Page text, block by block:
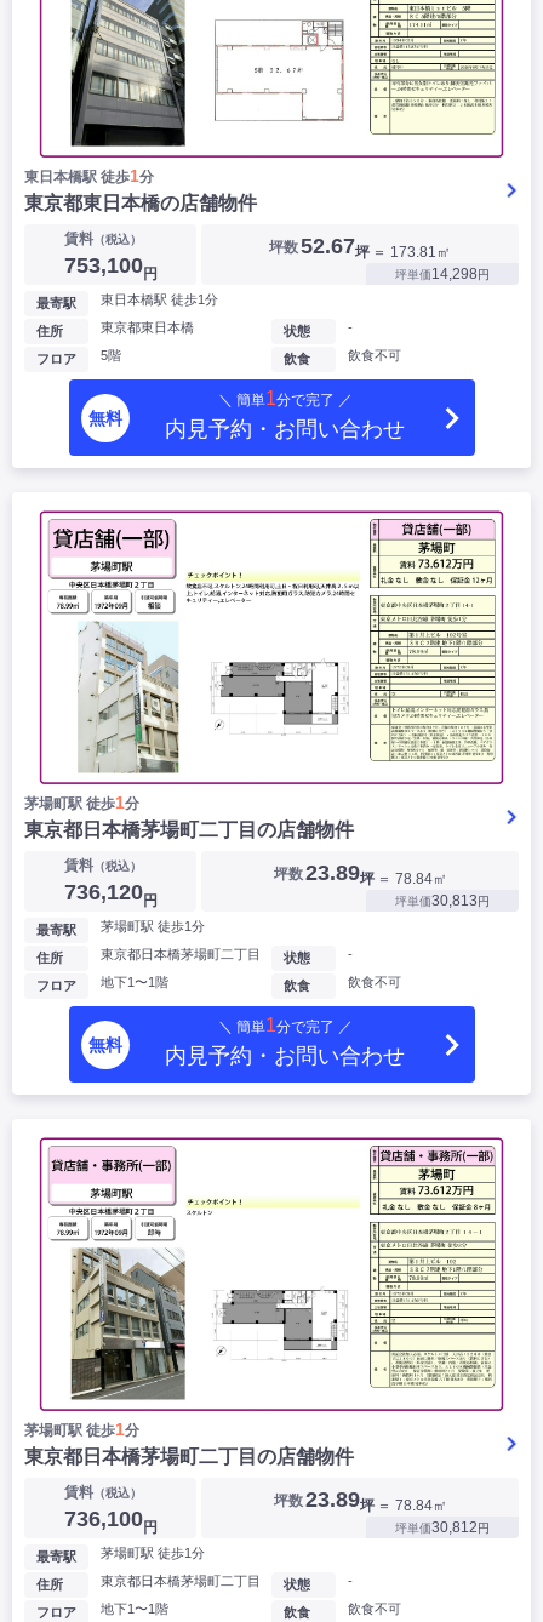
東日本橋駅 徒歩1分
東京都東日本橋の店舗物件
賃料（税込）
753,100円
坪数52.67坪 ＝ 173.81㎡
坪単価14,298円
最寄駅 東日本橋駅 徒歩1分
住所 東京都東日本橋
フロア 5階
状態 -
飲食 飲食不可
無料
＼ 簡単1分で完了 ／
内見予約・お問い合わせ
茅場町駅 徒歩1分
東京都日本橋茅場町二丁目の店舗物件
賃料（税込）
736,120円
坪数23.89坪 ＝ 78.84㎡
坪単価30,813円
最寄駅 茅場町駅 徒歩1分
住所 東京都日本橋茅場町二丁目
フロア 地下1〜1階
状態 -
飲食 飲食不可
無料
＼ 簡単1分で完了 ／
内見予約・お問い合わせ
茅場町駅 徒歩1分
東京都日本橋茅場町二丁目の店舗物件
賃料（税込）
736,100円
坪数23.89坪 ＝ 78.84㎡
坪単価30,812円
最寄駅 茅場町駅 徒歩1分
住所 東京都日本橋茅場町二丁目
フロア 地下1〜1階
状態 -
飲食 飲食不可